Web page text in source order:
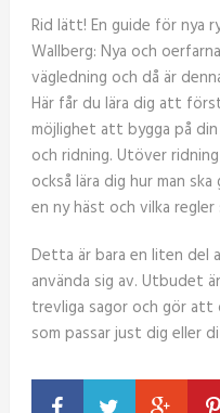
Rid lätt! En guide för nya
Wallberg: Nya och
vägledning och då är
Här får du lära dig att
möjlighet att bygga på
och ridning. Utöver
också lära dig hur man
en ny häst och vilka
Detta är bara en liten del
använda sig av. Utbudet
trevliga sagor och gör
som passar just dig eller